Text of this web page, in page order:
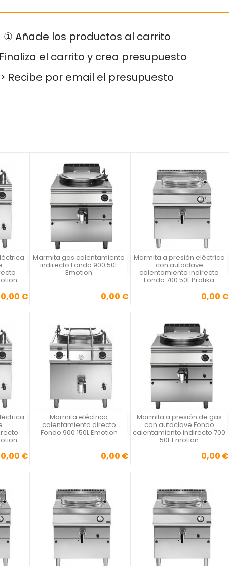
① Añade los productos al carrito
el carrito y crea presupuesto
> Recibe por email el presupuesto
0,00 €
 Marmita gas calentamiento
indirecto Fondo 900 50L
Emotion
Precio0,00 €

Vista rápida Marmita a presión eléctrica
con autoclave
calentamiento indirecto
Fondo 700 50L Pratika
Precio0,00 €

Vista rápida
0,00 €
 Marmita eléctrica
calentamiento directo
Fondo 900 150L Emotion
Precio0,00 €

Vista rápida Marmita a presión de gas
con autoclave Fondo
calentamiento indirecto 700
50L Emotion
Precio0,00 €

Vista rápida